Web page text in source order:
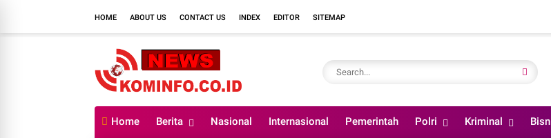
HOME ABOUT US CONTACT US INDEX EDITOR SITEMAP
Home Berita Nasional Internasional Pemerintah Polri Kriminal